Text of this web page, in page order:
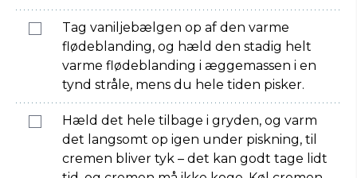
Tag vaniljebælgen op af den varme
flødeblanding, og hæld den stadig helt
varme flødeblanding i æggemassen i en
tynd stråle, mens du hele tiden pisker.
Hæld det hele tilbage i gryden, og varm
det langsomt op igen under piskning, til
cremen bliver tyk – det kan godt tage lidt